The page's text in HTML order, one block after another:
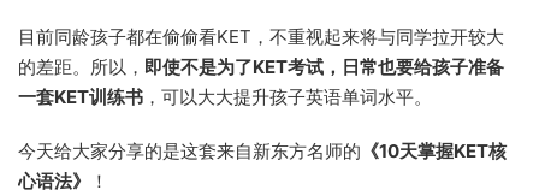
目前同龄孩子都在偷偷看KET，不重视起来将与同学拉开较大
的差距。所以， 即使不是为了KET考试，日常也要给孩子准备
一套KET训练书 ，可以大大提升孩子英语单词水平。
今天给大家分享的是这套来自新东方名师的 《10天掌握KET核
心语法》
！